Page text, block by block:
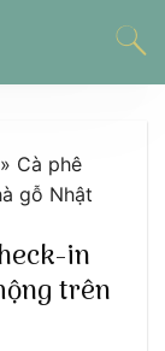
» Cà phê
gỗ Nhật
in
trên